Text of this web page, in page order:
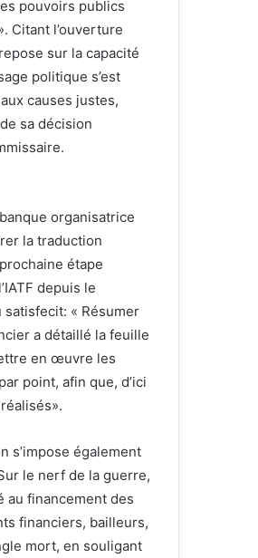
pouvoirs publics
Citant l’ouverture
sur la capacité
politique s’est
causes justes,
sa décision
organisatrice
la traduction
étape
depuis le
« Résumer
a détaillé la feuille
en œuvre les
point, afin que, d’ici
s’impose également
le nerf de la guerre,
au financement des
financiers, bailleurs,
mort, en souligant